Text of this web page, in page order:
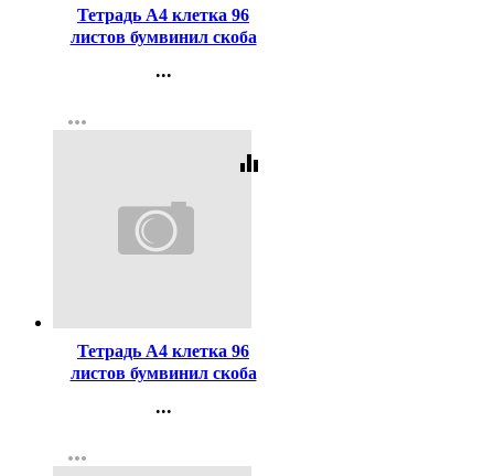
Тетрадь А4 клетка 96
листов бумвинил скоба
...
Регистрация
more_horiz
equalizer
Тетрадь А4 клетка 96
листов бумвинил скоба
Б2
...
Регистрация
more_horiz